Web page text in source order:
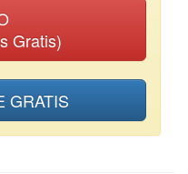
Gratis)
GRATIS